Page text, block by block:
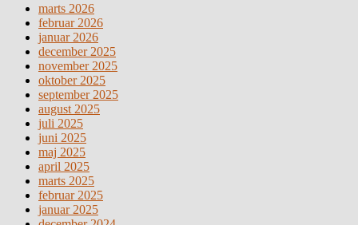
marts 2026
februar 2026
januar 2026
december 2025
november 2025
oktober 2025
september 2025
august 2025
juli 2025
juni 2025
maj 2025
april 2025
marts 2025
februar 2025
januar 2025